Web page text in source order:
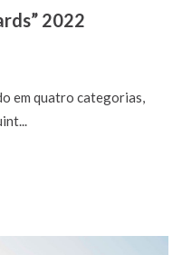
2022
em quatro categorias,